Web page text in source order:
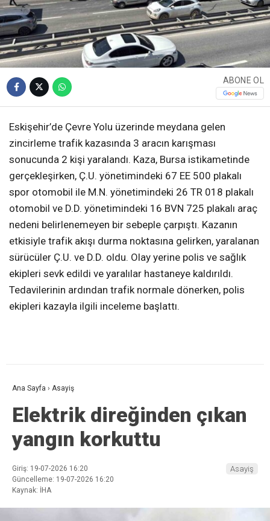
ABONE OL
Eskişehir’de Çevre Yolu üzerinde meydana gelen
zincirleme trafik kazasında 3 aracın karışması
sonucunda 2 kişi yaralandı. Kaza, Bursa istikametinde
gerçekleşirken, Ç.U. yönetimindeki 67 EE 500 plakalı
spor otomobil ile M.N. yönetimindeki 26 TR 018 plakalı
otomobil ve D.D. yönetimindeki 16 BVN 725 plakalı araç
nedeni belirlenemeyen bir sebeple çarpıştı. Kazanın
etkisiyle trafik akışı durma noktasına gelirken, yaralanan
sürücüler Ç.U. ve D.D. oldu. Olay yerine polis ve sağlık
ekipleri sevk edildi ve yaralılar hastaneye kaldırıldı.
Tedavilerinin ardından trafik normale dönerken, polis
ekipleri kazayla ilgili inceleme başlattı.
Ana Sayfa › Asayiş
Elektrik direğinden çıkan
yangın korkuttu
Giriş: 19-07-2026 16:20
Güncelleme: 19-07-2026 16:20
Kaynak: İHA
Asayiş